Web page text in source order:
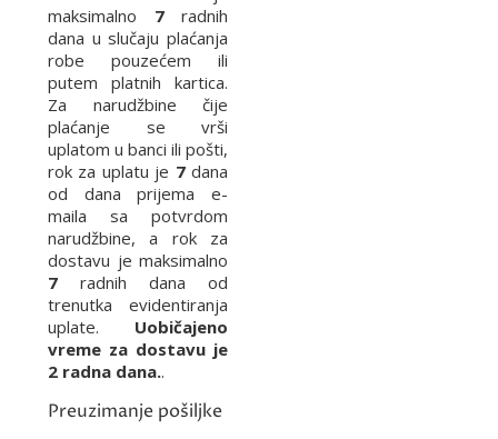
maksimalno 7radnih
dana u slučaju plaćanja
robe pouzećem ili
putem platnih kartica.
Za narudžbine čije
plaćanje se vrši
uplatom u banci ili pošti,
rok za uplatu je 7dana
od dana prijema e-
maila sa potvrdom
narudžbine, a rok za
dostavu je maksimalno
7 radnih dana od
trenutka evidentiranja
uplate. Uobičajeno
vreme za dostavu je
2 radna dana..
Preuzimanje pošiljke